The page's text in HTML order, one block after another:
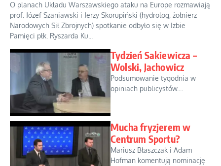
O planach Układu Warszawskiego ataku na Europe rozmawiają
prof. Józef Szaniawski i Jerzy Skorupiński (hydrolog, żołnierz
Narodowych Sił Zbrojnych) spotkanie odbyło się w Izbie
Pamięci płk. Ryszarda Ku...
Tydzień Sakiewicza –
Wolski, Jachowicz
Podsumowanie tygodnia w
opiniach publicystów....
Mucha fryzjerem w
Centrum Sportu?
Mariusz Błaszczak i Adam
Hofman komentują nominację